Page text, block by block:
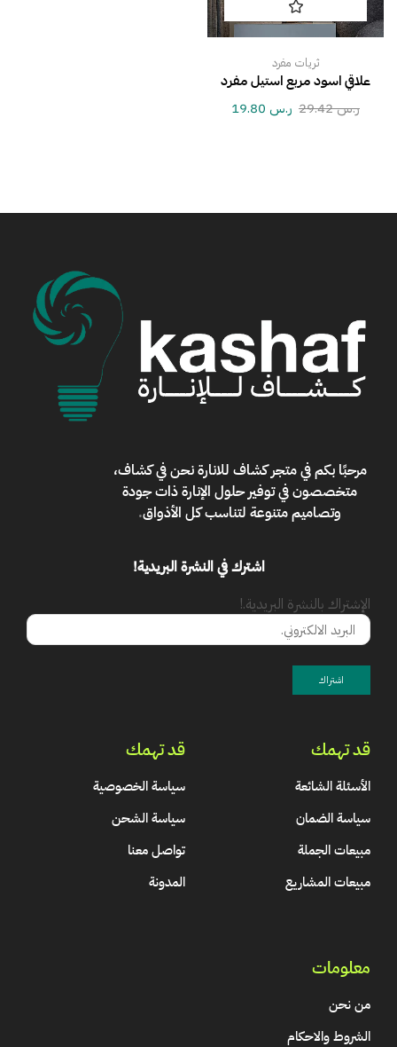
ثريات مفرد
علاقي اسود مربع استيل مفرد
ر.س29.42 ر.س
مرحبًا بكم فيمتجر كشاف للانارةنحن في كشاف،
متخصصون في توفير حلول الإنارة ذات جودة
وتصاميم متنوعة لتناسب كل الأذواق.
اشترك في النشرة البريدية!
الإشتراك بالنشرة البريدية.!
قد تهمك
الأسئلة الشائعة
سياسة الضمان
مبيعات الجملة
مبيعات المشاريع
قد تهمك
سياسة الخصوصية
سياسة الشحن
تواصل معنا
المدونة
معلومات
من نحن
الشروط والاحكام